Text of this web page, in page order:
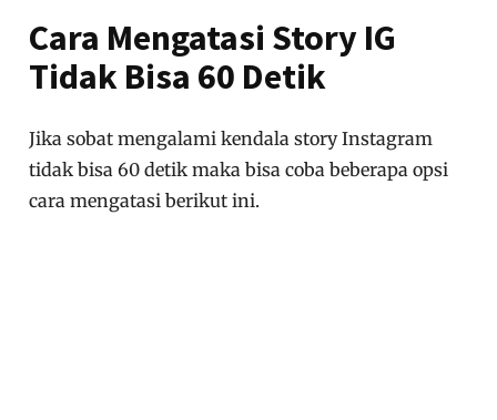
Cara Mengatasi Story IG
Tidak Bisa 60 Detik
Jika sobat mengalami kendala story Instagram
tidak bisa 60 detik maka bisa coba beberapa opsi
cara mengatasi berikut ini.